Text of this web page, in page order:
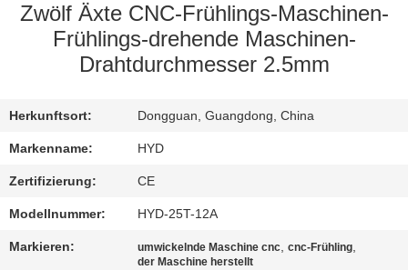
QUALITÄTSKONTROLLE
SIE
MIT
UNS
IN
VERBINDUNG
Zwölf Äxte CNC-Frühlings-Maschinen-
Frühlings-drehende Maschinen-
Drahtdurchmesser 2.5mm
Herkunftsort: Dongguan, Guangdong, China
Markenname: HYD
Zertifizierung: CE
Modellnummer: HYD-25T-12A
Markieren: umwickelnde Maschine cnc,cnc-Frühling,
der Maschine herstellt